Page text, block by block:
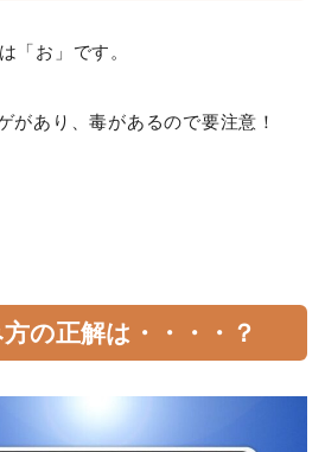
お」です。
あり、毒があるので要注意！
方の正解は・・・・？